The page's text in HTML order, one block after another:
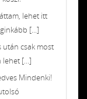
lehet itt
[...]
után csak most
lehet [...]
Mindenki!